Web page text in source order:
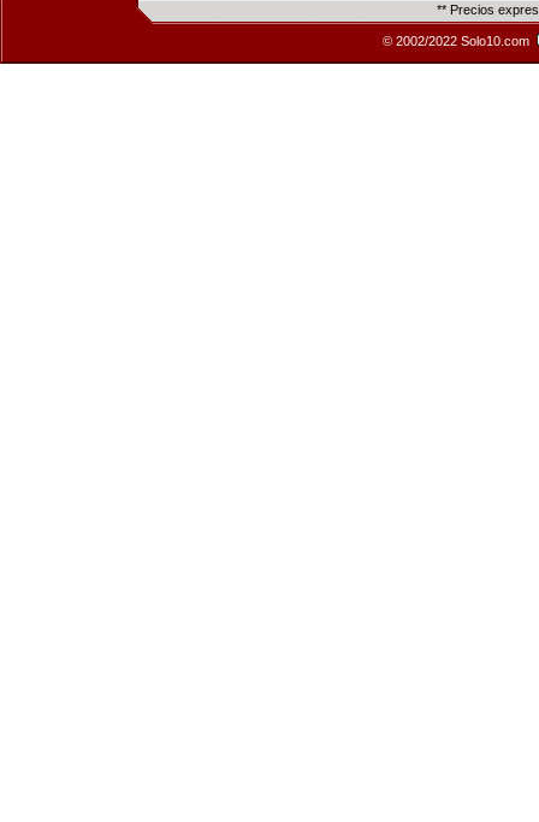
** Precios
© 2002/2022 Solo10.com